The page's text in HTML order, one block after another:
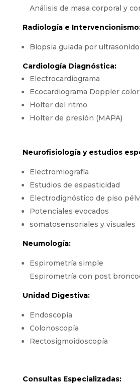
Análisis de masa corporal y
Radiología e
Biopsia guiada por ultrasonido
Cardiología Diagnóstica:
Electrocardiograma
Ecocardiograma Doppler color
Holter del ritmo
Holter de presión (MAPA)
Neurofisiología y estudios
Electromiografía
Estudios de espasticidad
Electrodignóstico de piso
Potenciales evocados
somatosensoriales y visuales
Neumología:
Espirometría simple
Espirometría con post
Unidad Digestiva:
Endoscopia
Colonoscopía
Rectosigmoidoscopía
Consultas Especializadas: